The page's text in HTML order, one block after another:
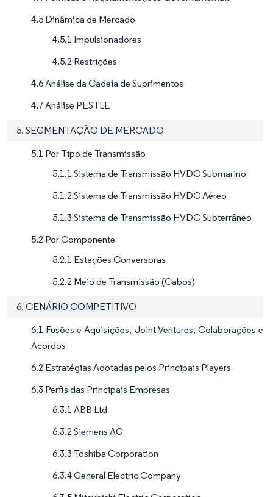
4.5 Dinâmica de Mercado
4.5.1 Impulsionadores
4.5.2 Restrições
4.6 Análise da Cadeia de Suprimentos
4.7 Análise PESTLE
5. SEGMENTAÇÃO DE MERCADO
5.1 Por Tipo de Transmissão
5.1.1 Sistema de Transmissão HVDC Submarino
5.1.2 Sistema de Transmissão HVDC Aéreo
5.1.3 Sistema de Transmissão HVDC Subterrâneo
5.2 Por Componente
5.2.1 Estações Conversoras
5.2.2 Meio de Transmissão (Cabos)
6. CENÁRIO COMPETITIVO
6.1 Fusões e Aquisições, Joint Ventures, Colaborações e
Acordos
6.2 Estratégias Adotadas pelos Principais Players
6.3 Perfis das Principais Empresas
6.3.1 ABB Ltd
6.3.2 Siemens AG
6.3.3 Toshiba Corporation
6.3.4 General Electric Company